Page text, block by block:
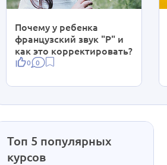
Почему у ребенка
французский звук "Р" и
как это корректировать?
0 0
Топ 5 популярных
курсов